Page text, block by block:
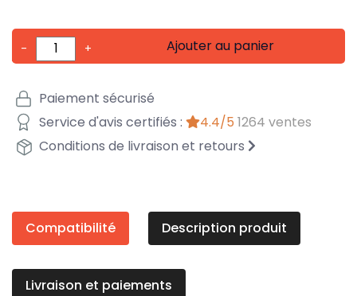
- + Ajouter au panier
Paiement sécurisé
Service d'avis certifiés :
4.4/5 1264 ventes
Conditions de livraison et retours
Compatibilité Description produit
Livraison et paiements